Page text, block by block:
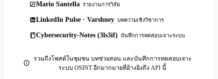
Mario Santella รายงานการวิจัย
LinkedIn Pulse · Varshney บทความเชิงวิชาการ
Cybersecurity-Notes (3ls3if) บันทึกการทดสอบเจาะระบบ
รวมถึงโพสต์ในชุมชน บทช่วยสอน และบันทึกการทดสอบเจาะ
ระบบ OSINT อีกมากมายที่อ้างอิงถึง API นี้